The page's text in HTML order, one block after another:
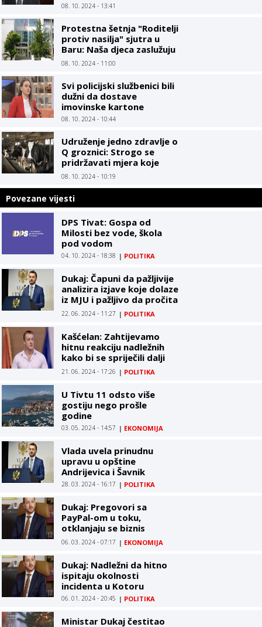
08. 10. 2024 - 13:41
Protestna šetnja "Roditelji
protiv nasilja" sjutra u
Baru: Naša djeca zaslužuju
sigurno okruženje
08. 10. 2024 - 11:00
Svi policijski službenici bili
dužni da dostave
imovinske kartone
08. 10. 2024 - 10:44
Udruženje jedno zdravlje o
Q groznici: Strogo se
pridržavati mjera koje
propisuju zdravstvene i
08. 10. 2024 - 10:19
Povezane vijesti
DPS Tivat: Gospa od
Milosti bez vode, škola
pod vodom
04. 10. 2024 - 18:38 | POLITIKA
Dukaj: Čapuni da pažljivije
analizira izjave koje dolaze
iz MJU i pažljivo da pročita
zakon
22. 06. 2024 - 11:27 | POLITIKA
Kašćelan: Zahtijevamo
hitnu reakciju nadležnih
kako bi se spriječili dalji
prekidi u snabdijevanju
električnom energijom
21. 06. 2024 - 17:26 | POLITIKA
U Tivtu 11 odsto više
gostiju nego prošle
godine
03. 05. 2024 - 14:57 | EKONOMIJA
Vlada uvela prinudnu
upravu u opštine
Andrijevica i Šavnik
28. 03. 2024 - 16:17 | POLITIKA
Dukaj: Pregovori sa
PayPal-om u toku,
otklanjaju se biznis
barijere
06. 03. 2024 - 07:17 | EKONOMIJA
Dukaj: Nadležni da hitno
ispitaju okolnosti
incidenta u Kotoru
06. 01. 2024 - 20:45 | POLITIKA
Ministar Dukaj čestitao